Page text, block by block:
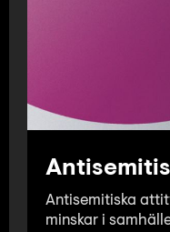
Antisemitiska
minskar i